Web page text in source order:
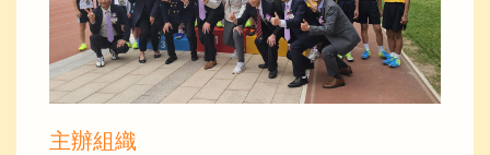
主辦組織